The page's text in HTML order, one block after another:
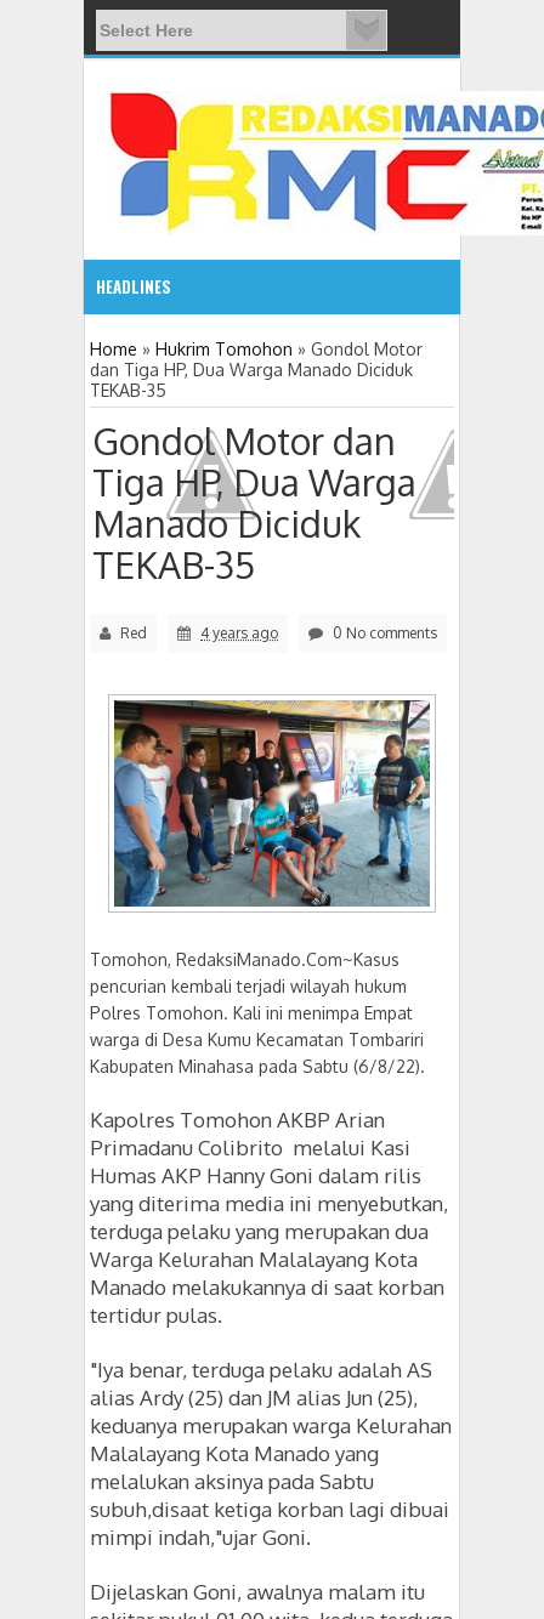
HEADLINES
08:03 AM
ADVETORIAL JONRU GANTIKAN MONO PIMPIN DPRD
Home » Hukrim Tomohon » Gondol Motor
dan Tiga HP, Dua Warga Manado Diciduk
TEKAB-35
Gondol Motor dan
Tiga HP, Dua Warga
Manado Diciduk
TEKAB-35
Red 4 years ago 0 No comments
Tomohon, RedaksiManado.Com~Kasus
pencurian kembali terjadi wilayah hukum
Polres Tomohon. Kali ini menimpa Empat
warga di Desa Kumu Kecamatan Tombariri
Kabupaten Minahasa pada Sabtu (6/8/22).
Kapolres Tomohon AKBP Arian
Primadanu Colibrito melalui Kasi
Humas AKP Hanny Goni dalam rilis
yang diterima media ini menyebutkan,
terduga pelaku yang merupakan dua
Warga Kelurahan Malalayang Kota
Manado melakukannya di saat korban
tertidur pulas.
"Iya benar, terduga pelaku adalah AS
alias Ardy (25) dan JM alias Jun (25),
keduanya merupakan warga Kelurahan
Malalayang Kota Manado yang
melalukan aksinya pada Sabtu
subuh,disaat ketiga korban lagi dibuai
mimpi indah,"ujar Goni.
Dijelaskan Goni, awalnya malam itu